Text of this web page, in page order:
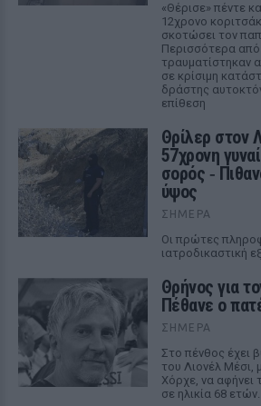
«Θέρισε» πέντε
12χρονο
σκοτώσει τον
Περισσότερα
τραυματίστηκαν
σε κρίσιμη
δράστης
επίθεση
Θρίλερ στον
57χρονη
σορός ‑
ύψος
ΣΉΜΕΡΑ
Οι πρώτες
ιατροδικαστική
Θρήνος για
Πέθανε ο
ΣΉΜΕΡΑ
Στο πένθος έχει
του Λιονέλ Μέσι,
Χόρχε, να αφήνει
σε ηλικία 68 ετών.